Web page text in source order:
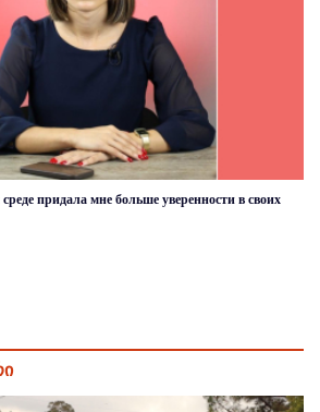
придала мне больше уверенности в своих